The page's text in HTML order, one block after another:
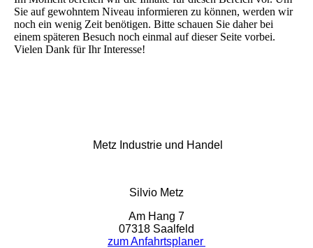
Sie auf gewohntem Niveau informieren zu können, werden wir
noch ein wenig Zeit benötigen. Bitte schauen Sie daher bei
einem späteren Besuch noch einmal auf dieser Seite vorbei.
Vielen Dank für Ihr Interesse!
Metz Industrie und Handel
Silvio Metz
Am Hang 7
07318 Saalfeld
zum Anfahrtsplaner